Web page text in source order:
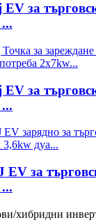
EV за
EV за
EV за